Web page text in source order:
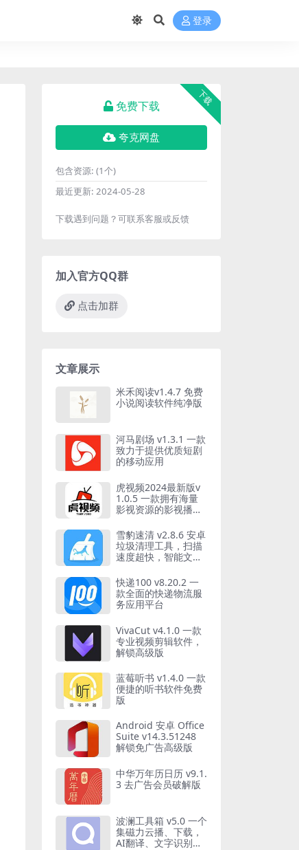
登录
下载
免费下载
夸克网盘
包含资源: (1个)
最近更新: 2024-05-28
下载遇到问题？可联系客服或反馈
加入官方QQ群
点击加群
文章展示
米禾阅读v1.4.7 免费
小说阅读软件纯净版
河马剧场 v1.3.1 一款
致力于提供优质短剧
的移动应用
虎视频2024最新版v
1.0.5 一款拥有海量
影视资源的影视播放
雪豹速清 v2.8.6 安卓
垃圾清理工具，扫描
速度超快，智能文件
快递100 v8.20.2 一
款全面的快递物流服
务应用平台
VivaCut v4.1.0 一款
专业视频剪辑软件，
解锁高级版
蓝莓听书 v1.4.0 一款
便捷的听书软件免费
版
Android 安卓 Office
Suite v14.3.51248
解锁免广告高级版
中华万年历日历 v9.1.
3 去广告会员破解版
波澜工具箱 v5.0 一个
集磁力云播、下载，
AI翻译、文字识别等